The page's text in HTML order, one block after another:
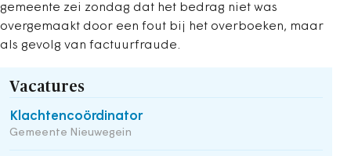
gemeente zei zondag dat het bedrag niet was
overgemaakt door een fout bij het overboeken, maar
als gevolg van factuurfraude.
Vacatures
Klachtencoördinator
Gemeente Nieuwegein